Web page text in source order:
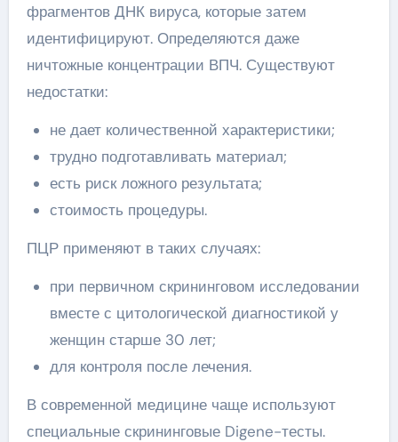
фрагментов ДНК вируса, которые затем
идентифицируют. Определяются даже
ничтожные концентрации ВПЧ. Существуют
недостатки:
не дает количественной характеристики;
трудно подготавливать материал;
есть риск ложного результата;
стоимость процедуры.
ПЦР применяют в таких случаях:
при первичном скрининговом исследовании
вместе с цитологической диагностикой у
женщин старше 30 лет;
для контроля после лечения.
В современной медицине чаще используют
специальные скрининговые Digene-тесты.